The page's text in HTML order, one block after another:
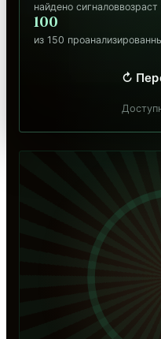
найдено сигналоввозраст
100
из 150
↻